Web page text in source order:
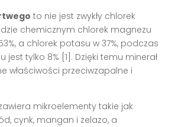
to nie jest zwykły chlorek
chemicznym chlorek magnezu
a chlorek potasu w 37%, podczas
jest tylko 8% [1]. Dzięki temu minerał
właściwości przeciwzapalne i
mikroelementy takie jak
cynk, mangan i żelazo, a